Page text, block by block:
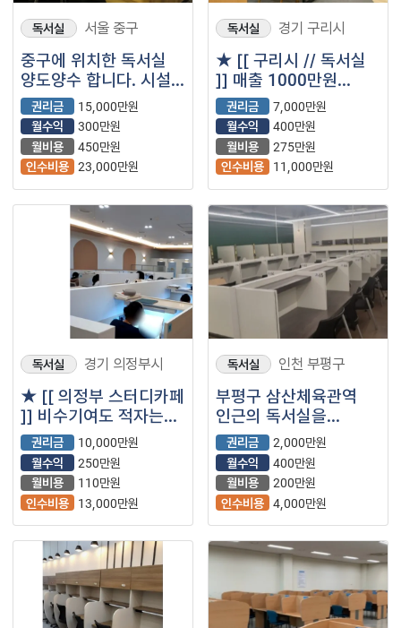
독서실 서울 중구
중구에 위치한 독서실
양도양수 합니다. 시설
깨끗하고 관리
잘되어있습니다.
권리금
15,000만원
월수익
300만원
월비용
450만원
인수비용 23,000만원
독서실 경기 구리시
★ [[ 구리시 // 독서실
]] 매출 1000만원
나오는 독서실 양도양수
희망합니다.
권리금
7,000만원
월수익
400만원
월비용
275만원
인수비용
11,000만원
독서실 경기 의정부시
★ [[ 의정부 스터디카페
]] 비수기여도 적자는
안나는 매장으로
소소하게 운영하기 좋은
매장입니다.
권리금
10,000만원
월수익
250만원
월비용
110만원
인수비용
13,000만원
독서실 인천 부평구
부평구 삼산체육관역
인근의 독서실을
양도합니디.
권리금
2,000만원
월수익
400만원
월비용
200만원
인수비용 4,000만원